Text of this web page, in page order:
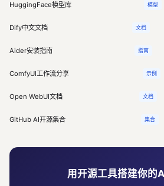
HuggingFace模型库 模型
Dify中文文档 文档
Aider安装指南 指南
ComfyUI工作流分享 示例
Open WebUI文档 文档
GitHub AI开源集合 集合
用开源工具搭建你的